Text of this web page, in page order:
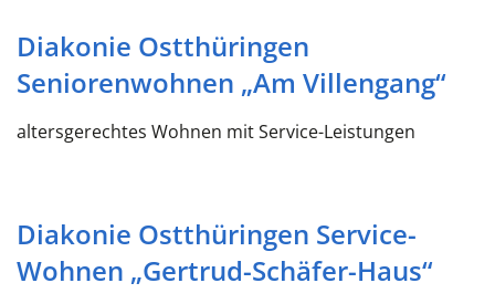
Diakonie Ostthüringen
Seniorenwohnen „Am Villengang“
altersgerechtes Wohnen mit Service-Leistungen
Diakonie Ostthüringen Service-
Wohnen „Gertrud-Schäfer-Haus“